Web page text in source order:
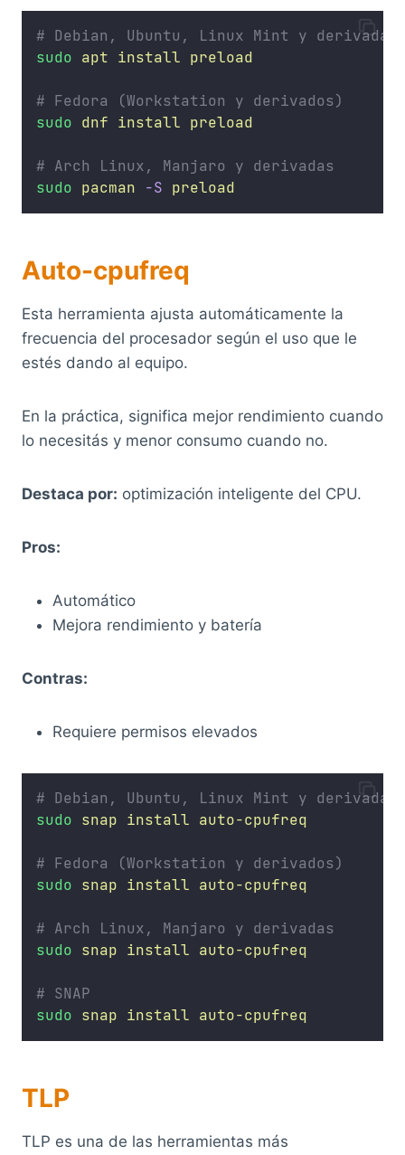
# Debian, Ubuntu, Linux Mint y derivadas
sudo apt install preload
# Fedora (Workstation y derivados)
sudo dnf install preload
# Arch Linux, Manjaro y derivadas
sudo pacman -S preload
Auto-cpufreq
Esta herramienta ajusta automáticamente la
frecuencia del procesador según el uso que le
estés dando al equipo.
En la práctica, significa mejor rendimiento cuando
lo necesitás y menor consumo cuando no.
Destaca por: optimización inteligente del CPU.
Pros:
Automático
Mejora rendimiento y batería
Contras:
Requiere permisos elevados
# Debian, Ubuntu, Linux Mint y derivadas
sudo snap install auto-cpufreq
# Fedora (Workstation y derivados)
sudo snap install auto-cpufreq
# Arch Linux, Manjaro y derivadas
sudo snap install auto-cpufreq
# SNAP
sudo snap install auto-cpufreq
TLP
TLP es una de las herramientas más